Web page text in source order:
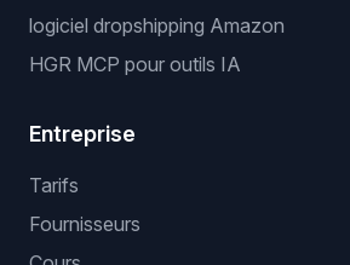
logiciel dropshipping Amazon
HGR MCP pour outils IA
Entreprise
Tarifs
Fournisseurs